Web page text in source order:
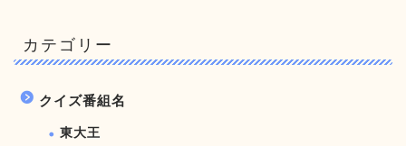
カテゴリー
クイズ番組名
東大王